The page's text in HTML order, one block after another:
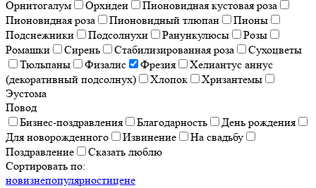
Орнитогалум
Орхидеи
Пионовидная кустовая роза
Пионовидная роза
Пионовидный тлюпан
Пионы
Подснежники
Подсолнухи Ранункулюсы
Розы
Ромашки
Сирень Стабилизированная роза
Сухоцветы
Тюльпаны
Физалис Фрезия
Хелиантус аннус
(декоративный подсолнух)
Хлопок
Хризантемы
Эустома
Повод
Бизнес-поздравления
Благодарность
День рождения
Для новорожденного
Извинение
На свадьбу
Поздравление
Сказать люблю
Сортировать по:
новизнепопулярностицене